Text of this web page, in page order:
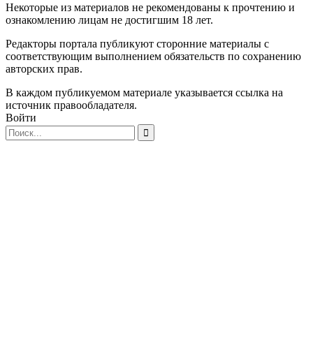
Некоторые из материалов не рекомендованы к прочтению и
ознакомлению лицам не достигшим 18 лет.
Редакторы портала публикуют сторонние материалы с
соответствующим выполнением обязательств по сохранению
авторских прав.
В каждом публикуемом материале указывается ссылка на
источник правообладателя.
Войти